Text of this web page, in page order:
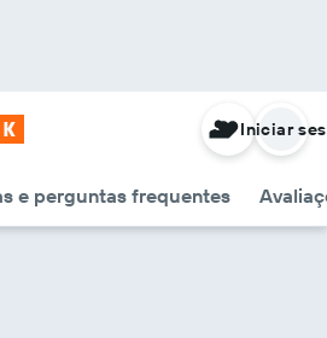
e perguntas frequentes
Iniciar